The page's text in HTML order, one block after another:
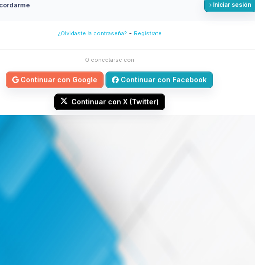
Iniciar sesión
¿Olvidaste la contraseña? - Regístrate
O conectarse con
Continuar con Google Continuar con Facebook
Continuar con X (Twitter)